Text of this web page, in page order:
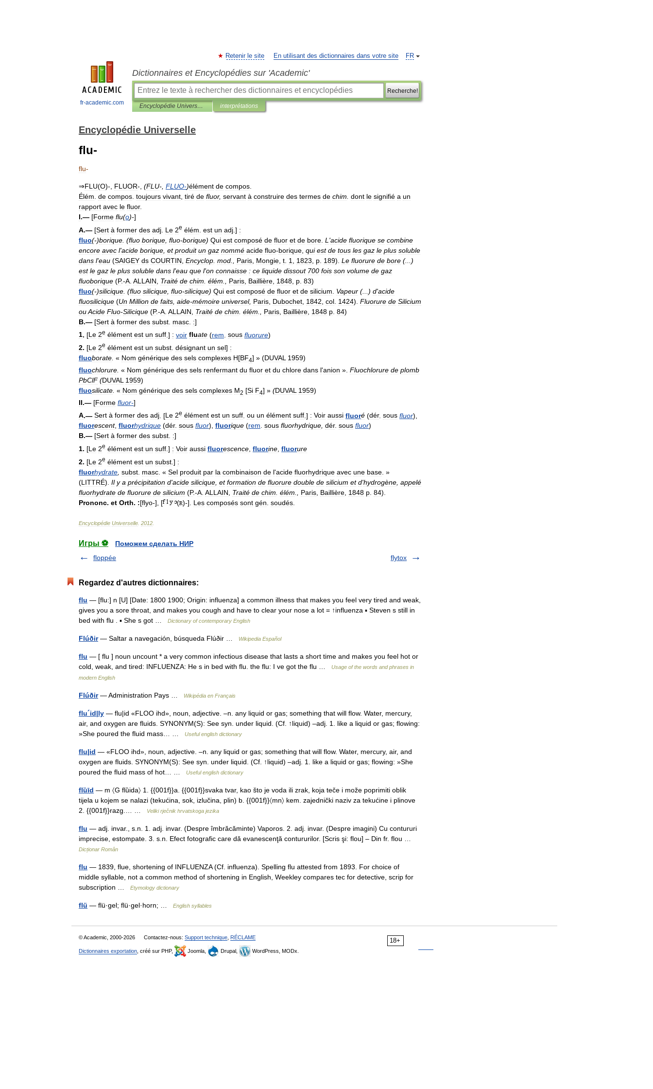
fr-academic.com
FR
Retenir le site En utilisant des dictionnaires dans votre site
Dictionnaires et Encyclopédies sur 'Academic'
Recherche!
Encyclopédie Universelle interprétations
Encyclopédie Universelle
flu-
flu-
⇒FLU(O)-, FLUOR-, (FLU-, FLUO-)élément de compos
Élém de compos toujours vivant tiré de fluor, servant à construire des termes de chim dont le signifié a un
rapport avec le fluor.
I.— [Forme flu(o)-]
A.— [Sert à former des adj Le 2e élém est un adj .] :
fluo(-)borique (fluo borique fluo-borique) Qui est composé de fluor et de bore L 'acide fluorique se combine
encore avec l'acide borique et produit un gaz nommé acide fluo-borique qui est de tous les gaz le plus soluble
dans l'eau (SAIGEY ds COURTIN Encyclop mod Paris Mongie t 1 1823 p 189). Le fluorure de bore (...)
est le gaz le plus soluble dans l'eau que l'on connaisse : ce liquide dissout 700 fois son volume de gaz
fluoborique (P.-A ALLAIN Traité de chim élém Paris Baillière 1848 p 83)
fluo(-)silicique (fluo silicique fluo-silicique) Qui est composé de fluor et de silicium Vapeur (...) d'acide
fluosilicique (Un Million de faits aide-mémoire universel, Paris Dubochet 1842 col 1424). Fluorure de Silicium
ouAcide Fluo-Silicique (P.-A ALLAIN Traité de chim élém Paris Baillière 1848 p 84)
B.— [Sert à former des subst masc :]
1. [Le 2e élément est un suff .] : voir fluate (rem sous fluorure)
2. [Le 2e élément est un subst désignant un sel] :
fluoborate « Nom générique des sels complexes H[BF4] » (DUVAL 1959)
fluochlorure « Nom générique des sels renfermant du fluor et du chlore dans l'anion ». Fluochlorure de plomb
PbClF(DUVAL 1959)
fluosilicate « Nom générique des sels complexes M2 [Si F4] » (DUVAL 1959)
II.— [Forme fluor-]
A.— Sert à former des adj . [Le 2e élément est un suff ou un élément suff .] : Voir aussi fluoré (dér. sous fluor),
fluorescent, fluorhydrique (dér. sous fluor), fluorique (rem. sous fluorhydrique, dér. sous fluor)
B.— [Sert à former des subst. :]
1. [Le 2e élément est un suff .] : Voir aussi fluorescence fluorine fluorure
2. [Le 2e élément est un subst .] :
fluorhydrate subst masc . « Sel produit par la combinaison de l'acide fluorhydrique avec une base . »
(LITTRÉ). Il y a précipitation d'acide silicique et formation de fluorure double de silicium et d'hydrogène appelé
fluorhydrate de fluorure de silicium (P.-A ALLAIN Traité de chim élém Paris Baillière 1848 p 84).
Prononc. et Orth. :[flyo-], [ ( )-]. Les composés sont gén soudés
Encyclopédie Universelle 2012
Игры ⚽
Поможем сделать НИР
floppée
flytox
Regardez d'autres dictionnaires:
flu — [flu:] n [U] [Date: 1800 1900; Origin: influenza] a common illness that makes you feel very tired and weak,
gives you a sore throat, and makes you cough and have to clear your nose a lot = ↑influenza ▪ Steven s still in
bed with flu . ▪ She s got …
Dictionary of contemporary English
Flúðir— Saltar a navegación, búsqueda Flúðir … Wikipedia Español
flu — [ flu ] noun uncount * a very common infectious disease that lasts a short time and makes you feel hot or
cold, weak, and tired: INFLUENZA: He s in bed with flu. the flu: I ve got the flu …
Usage of the words and phrases in
modern English
Flúðir— Administration Pays … Wikipédia en Français
flu´id|ly — flu|id «FLOO ihd», noun, adjective. –n. any liquid or gas; something that will flow. Water, mercury,
air, and oxygen are fluids. SYNONYM(S): See syn. under liquid. (Cf. ↑liquid) –adj. 1. like a liquid or gas; flowing:
»She poured the fluid mass… …
Useful english dictionary
flu|id — «FLOO ihd», noun, adjective. –n. any liquid or gas; something that will flow. Water, mercury, air, and
oxygen are fluids. SYNONYM(S): See syn. under liquid. (Cf. ↑liquid) –adj. 1. like a liquid or gas; flowing: »She
poured the fluid mass of hot… …
Useful english dictionary
flȕīd — m 〈G flȕida〉 1. {{001f}}a. {{001f}}svaka tvar, kao što je voda ili zrak, koja teče i može poprimiti oblik
tijela u kojem se nalazi (tekućina, sok, izlučina, plin) b. {{001f}}〈mn〉 kem. zajednički naziv za tekućine i plinove
2. {{001f}}razg.… …
Veliki rječnik hrvatskoga jezika
flu — adj. invar., s.n. 1. adj. invar. (Despre îmbrăcăminte) Vaporos. 2. adj. invar. (Despre imagini) Cu contururi
imprecise, estompate. 3. s.n. Efect fotografic care dă evanescenţă contururilor. [Scris şi: flou] – Din fr. flou …
Dicționar Român
flu — 1839, flue, shortening of INFLUENZA (Cf. influenza). Spelling flu attested from 1893. For choice of
middle syllable, not a common method of shortening in English, Weekley compares tec for detective, scrip for
subscription …
Etymology dictionary
flü — flü·gel; flü·gel·horn; … English syllables
18+
© Academic, 2000-2026 Contactez-nous: Support technique RÉCLAME
Dictionnaires exportation , créé sur PHP, Joomla, Drupal, WordPress, MODx.